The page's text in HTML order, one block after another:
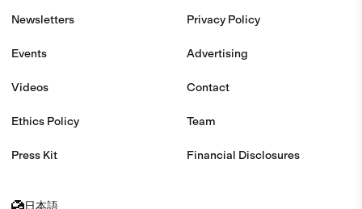
Newsletters
Events
Videos
Ethics Policy
Press Kit
Privacy Policy
Advertising
Contact
Team
Financial Disclosures